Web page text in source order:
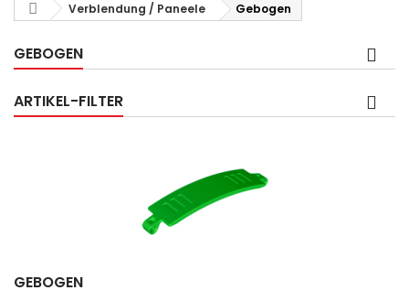
Verblendung / Paneele Gebogen
GEBOGEN
ARTIKEL-FILTER
GEBOGEN